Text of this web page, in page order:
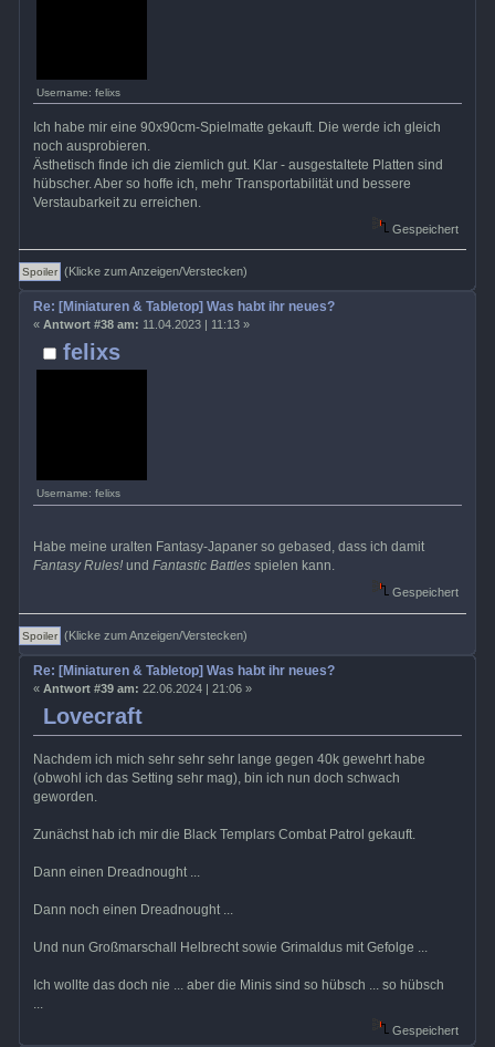
Username: felixs
Ich habe mir eine 90x90cm-Spielmatte gekauft. Die werde ich gleich
noch ausprobieren.
Ästhetisch finde ich die ziemlich gut. Klar - ausgestaltete Platten sind
hübscher. Aber so hoffe ich, mehr Transportabilität und bessere
Verstaubarkeit zu erreichen.
Gespeichert
(Klicke zum Anzeigen/Verstecken)
felixs
Username: felixs
Re: [Miniaturen & Tabletop] Was habt ihr neues?
« Antwort #38 am: 11.04.2023 | 11:13 »
Habe meine uralten Fantasy-Japaner so gebased, dass ich damit
Fantasy Rules!und Fantastic Battlesspielen kann.
Gespeichert
(Klicke zum Anzeigen/Verstecken)
Lovecraft
Re: [Miniaturen & Tabletop] Was habt ihr neues?
« Antwort #39 am: 22.06.2024 | 21:06 »
Nachdem ich mich sehr sehr sehr lange gegen 40k gewehrt habe
(obwohl ich das Setting sehr mag), bin ich nun doch schwach
geworden.
Zunächst hab ich mir die Black Templars Combat Patrol gekauft.
Dann einen Dreadnought ...
Dann noch einen Dreadnought ...
Und nun Großmarschall Helbrecht sowie Grimaldus mit Gefolge ...
Ich wollte das doch nie ... aber die Minis sind so hübsch ... so hübsch
Gespeichert